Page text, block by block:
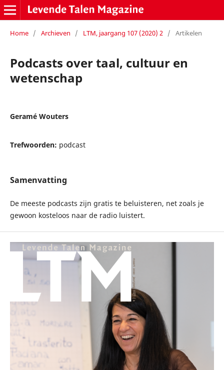
Home / Archieven / LTM, jaargang 107 (2020) 2 / Artikelen
Podcasts over taal, cultuur en
wetenschap
Geramé Wouters
Trefwoorden: podcast
Samenvatting
De meeste podcasts zijn gratis te beluisteren, net zoals je
gewoon kosteloos naar de radio luistert.